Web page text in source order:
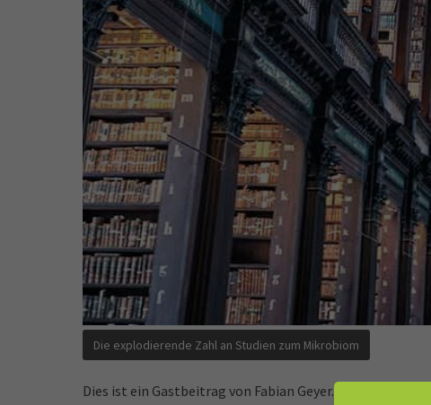
Die explodierende Zahl an Studien zum Mikrobiom
Dies ist ein Gastbeitrag von Fabian Geyer. Er ist Teil des